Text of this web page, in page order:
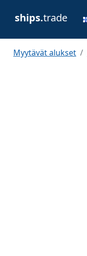
ships.trade
Myytävät alukset